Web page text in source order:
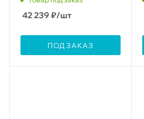
42 239₽/шт
ПОД ЗАКАЗ